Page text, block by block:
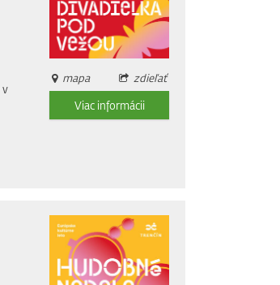
v
mapa
zdieľať
Viac informácii